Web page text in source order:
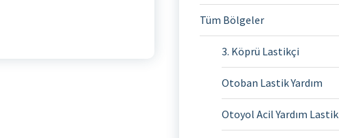
Tüm Bölgeler
3. Köprü Lastikçi
Otoban Lastik Yardım
Otoyol Acil Yardım Lastik